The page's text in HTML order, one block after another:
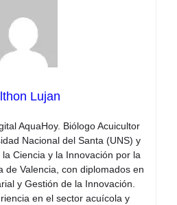
Lujan
AquaHoy. Biólogo Acuicultor
Nacional del Santa (UNS) y
Ciencia y la Innovación por la
de Valencia, con diplomados en
y Gestión de la Innovación.
en el sector acuícola y